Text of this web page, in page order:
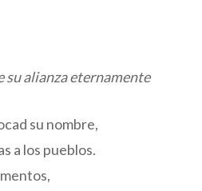
su alianza eternamente
su nombre,
a los pueblos.